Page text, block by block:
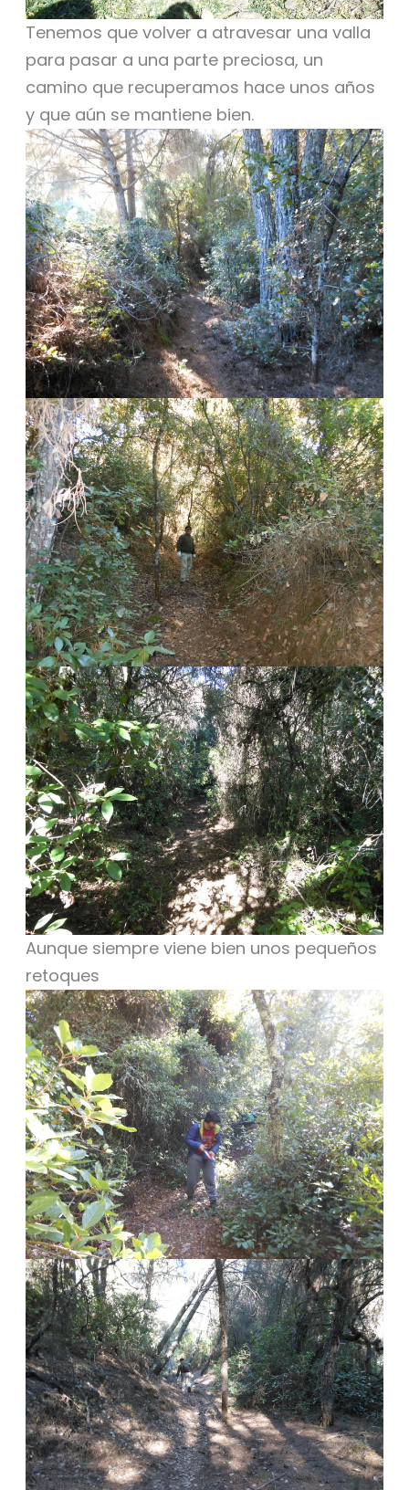
Tenemos que volver a atravesar una valla
para pasar a una parte preciosa, un
camino que recuperamos hace unos años
y que aún se mantiene bien.
Aunque siempre viene bien unos pequeños
retoques